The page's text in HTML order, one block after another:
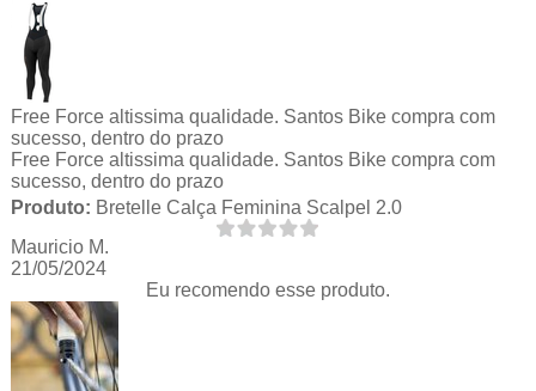
Free Force altissima qualidade. Santos Bike compra com
sucesso, dentro do prazo
Free Force altissima qualidade. Santos Bike compra com
sucesso, dentro do prazo
Produto: Bretelle Calça Feminina Scalpel 2.0
Mauricio M.
21/05/2024
Eu recomendo esse produto.